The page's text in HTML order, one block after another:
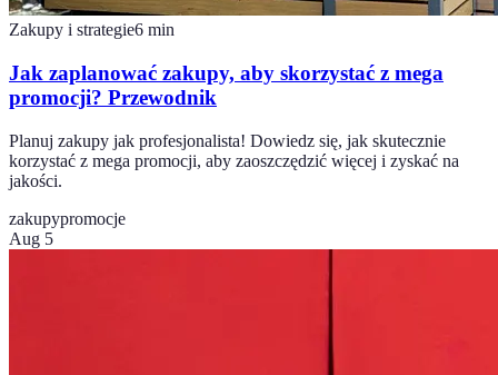
Zakupy i strategie6 min
Jak zaplanować zakupy, aby skorzystać z mega
promocji? Przewodnik
Planuj zakupy jak profesjonalista! Dowiedz się, jak skutecznie
korzystać z mega promocji, aby zaoszczędzić więcej i zyskać na
jakości.
zakupypromocje
Aug 5